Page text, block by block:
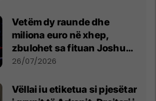
Vetëm dy raunde dhe
miliona euro në xhep,
zbulohet sa fituan Joshua
e Prenga
26/07/2026
Vëllai iu etiketua si pjesëtar